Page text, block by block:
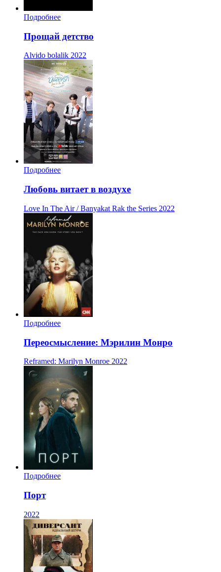
Подробнее
Прощай детство
Alvido bolalik 2022
Подробнее
Любовь витает в воздухе
Love In The Air / Banyakat Rak the Series 2022
Подробнее
Переосмысление: Мэрилин Монро
Reframed: Marilyn Monroe 2022
Подробнее
Порт
2022